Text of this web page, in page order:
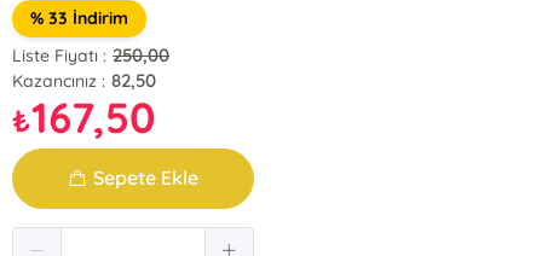
% 33 İndirim
Liste Fiyatı : 250,00
Kazancınız : 82,50
₺167,50
Sepete Ekle